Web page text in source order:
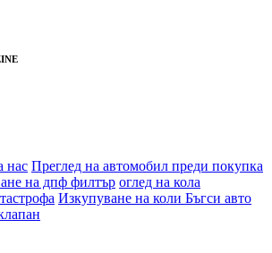
нас Преглед на автомобил преди покупка
на дпф филтър оглед на кола
Изкупуване на коли Бъгси авто